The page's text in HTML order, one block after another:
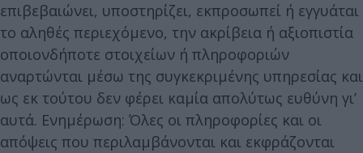
επιβεβαιώνει, υποστηρίζει, εκπροσωπεί ή εγγυάται
το αληθές περιεχόμενο, την ακρίβεια ή αξιοπιστία
οποιονδήποτε στοιχείων ή πληροφοριών
αναρτώνται μέσω της συγκεκριμένης υπηρεσίας και
ως εκ τούτου δεν φέρει καμία απολύτως ευθύνη γι’
αυτά. Ενημέρωση: Όλες οι πληροφορίες και οι
απόψεις που περιλαμβάνονται και εκφράζονται